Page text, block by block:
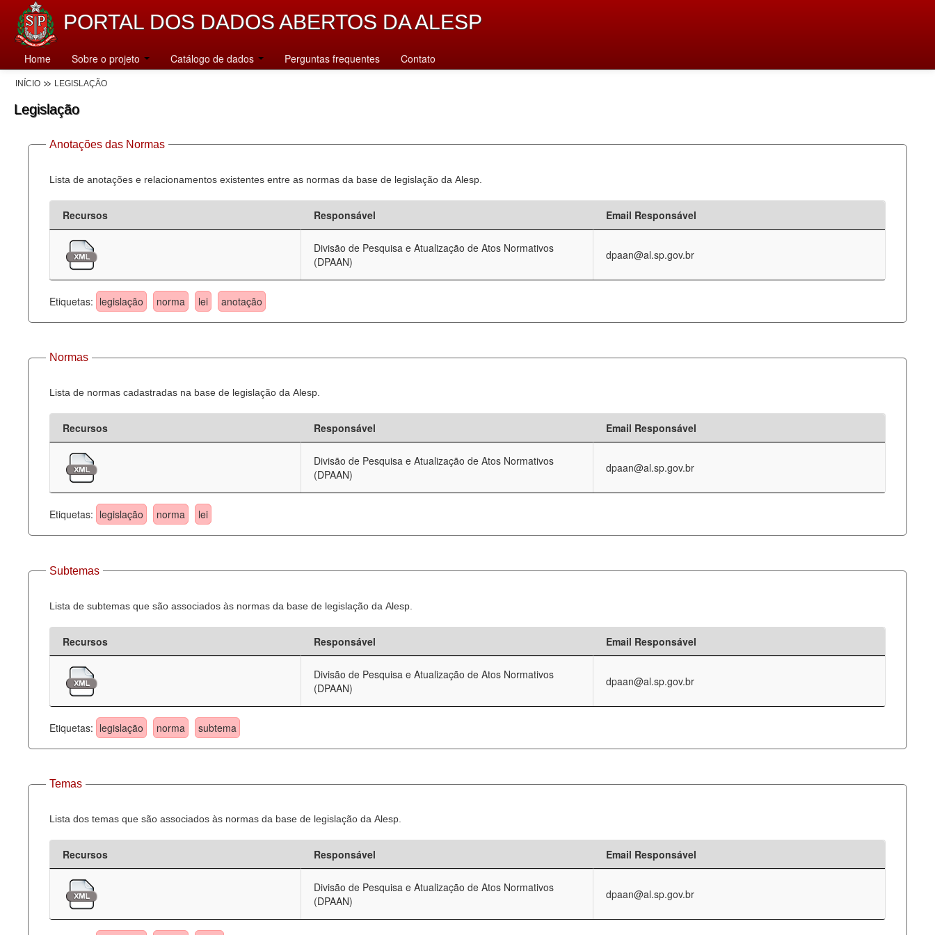
PORTAL DOS DADOS ABERTOS DA ALESP
Home Sobre o projeto Catálogo de dados Perguntas frequentes Contato
INÍCIO LEGISLAÇÃO
Legislação
Anotações das Normas
Lista de anotações e relacionamentos existentes entre as normas da base de legislação da Alesp.
Recursos Responsável Email Responsável
Divisão de Pesquisa e Atualização de Atos Normativos
(DPAAN)
dpaan@al.sp.gov.br
Etiquetas: legislação norma lei anotação
Normas
Lista de normas cadastradas na base de legislação da Alesp.
Recursos Responsável Email Responsável
Divisão de Pesquisa e Atualização de Atos Normativos
(DPAAN)
dpaan@al.sp.gov.br
Etiquetas: legislação norma lei
Subtemas
Lista de subtemas que são associados às normas da base de legislação da Alesp.
Recursos Responsável Email Responsável
Divisão de Pesquisa e Atualização de Atos Normativos
(DPAAN)
dpaan@al.sp.gov.br
Etiquetas: legislação norma subtema
Temas
Lista dos temas que são associados às normas da base de legislação da Alesp.
Recursos Responsável Email Responsável
Divisão de Pesquisa e Atualização de Atos Normativos
(DPAAN)
dpaan@al.sp.gov.br